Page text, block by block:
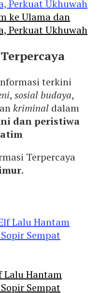
ke Ulama dan
Perkuat Ukhuwah
terkini
, sosial budaya,
kriminal dalam
dan peristiwa
Terpercaya
.
Lalu Hantam
Sempat